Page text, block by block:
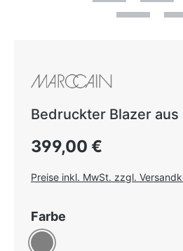
Bedruckter Blazer
Regulärer Preis:
399,00 €
Preise inkl. MwSt. zzgl.
Farbe